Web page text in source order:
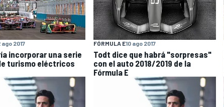
ago 2017
incorporar una serie
turismo eléctricos
FÓRMULA E10 ago 2017
Todt dice que habrá "sorpresas"
con el auto 2018/2019 de la
Fórmula E